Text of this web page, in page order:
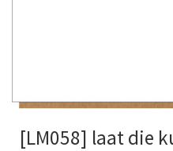
[LM058] laat die